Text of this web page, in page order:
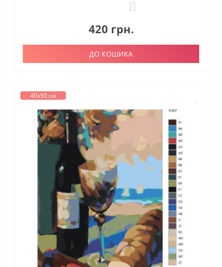
420 грн.
ДО КОШИКА
40х50 см